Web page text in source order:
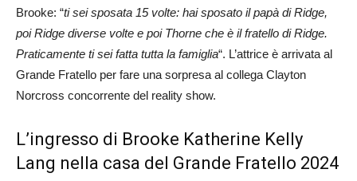
Brooke: “ti sei sposata 15 volte: hai sposato il papà di Ridge,
poi Ridge diverse volte e poi Thorne che è il fratello di Ridge.
Praticamente ti sei fatta tutta la famiglia“. L’attrice è arrivata al
Grande Fratello per fare una sorpresa al collega Clayton
Norcross concorrente del reality show.
L’ingresso di Brooke Katherine Kelly
Lang nella casa del Grande Fratello 2024